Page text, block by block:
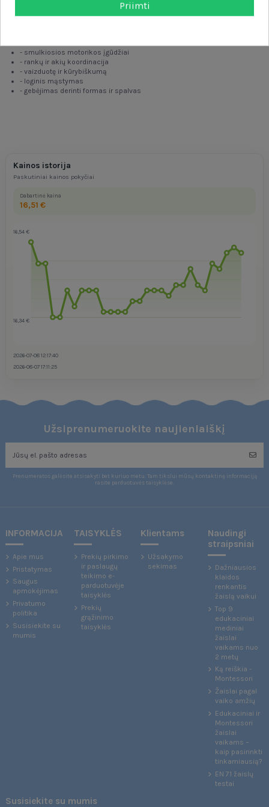
- elementai su vabzdžių ir gamtos motyvais
- ratai, leidžiantys traukiniui laisvai riedėti
- smulkiosios motorikos įgūdžiai
- rankų ir akių koordinacija
- vaizduotę ir kūrybiškumą
- loginis mąstymas
- gebėjimas derinti formas ir spalvas
Kainos istorija
Paskutiniai kainos pokyčiai
Dabartinė kaina
16,51 €
16,54 €
16,34 €
2026-07-08 12:17:40
2026-08-07 17:11:25
Užsiprenumeruokite naujienlaiškį
Prenumeratos galėsite atsisakyti bet kuriuo metu. Tam tikslui mūsų kontaktinę informaciją
rasite parduotuvės taisyklėse.
INFORMACIJA
Apie mus
Pristatymas
Saugus
apmokėjimas
Privatumo
politika
Susisiekite su
mumis
TAISYKLĖS
Prekių pirkimo
ir paslaugų
teikimo e-
parduotuvėje
taisyklės
Prekių
grąžinimo
taisyklės
Klientams
Užsakymo
sekimas
Naudingi
straipsniai
Dažniausios
klaidos
renkantis
žaislą vaikui
Top 9
edukaciniai
mediniai
žaislai
vaikams nuo
2 metų
Ką reiškia -
Montessori
Žaislai pagal
vaiko amžių
Edukaciniai ir
Montessori
žaislai
vaikams –
kaip pasirinkti
tinkamiausią?
EN 71 žaislų
testai
Susisiekite su mumis
Priimti